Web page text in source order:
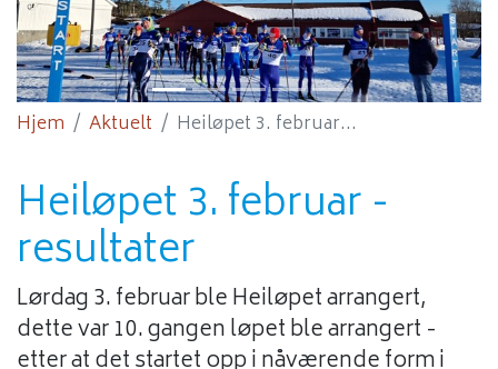
Hjem Aktuelt Heiløpet 3. februar...
Heiløpet 3. februar -
resultater
Lørdag 3. februar ble Heiløpet arrangert,
dette var 10. gangen løpet ble arrangert -